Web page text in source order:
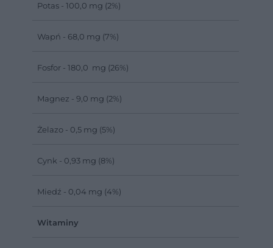
Potas - 100,0 mg (2%)
Wapń - 68,0 mg (7%)
Fosfor - 180,0 mg (26%)
Magnez - 9,0 mg (2%)
Żelazo - 0,5 mg (5%)
Cynk - 0,93 mg (8%)
Miedź - 0,04 mg (4%)
Witaminy